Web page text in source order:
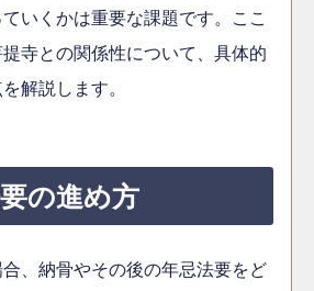
いくかは重要な課題です。ここ
寺との関係性について、具体的
解説します。
の進め方
、納骨やその後の年忌法要をど